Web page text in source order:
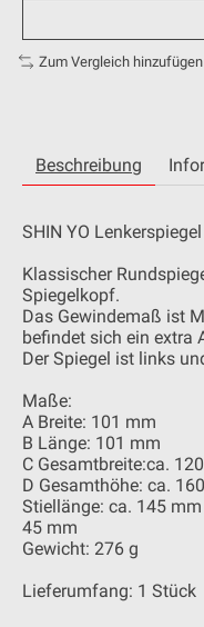
Zum Vergleich hinzufügen
Beschreibung
SHIN YO
Klassischer
Spiegelkopf.
Das Gewindemaß ist
befindet sich ein extra
Der Spiegel ist links
Maße:
A Breite: 101 mm
B Länge: 101 mm
C Gesamtbreite:ca.
D Gesamthöhe: ca.
Stiellänge: ca. 145
45 mm
Gewicht: 276 g
Lieferumfang: 1 Stück